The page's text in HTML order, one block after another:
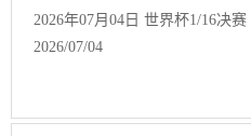
2026年07月04日 世界杯1/16决
2026/07/04